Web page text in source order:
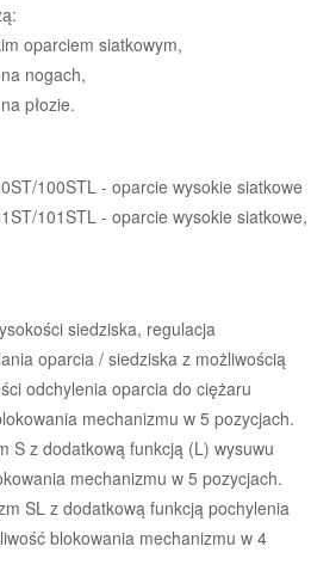
oparciem siatkowym,
nogach,
płozie.
100STL - oparcie wysokie siatkowe
101STL - oparcie wysokie siatkowe,
siedziska, regulacja
oparcia / siedziska z możliwością
odchylenia oparcia do ciężaru
mechanizmu w 5 pozycjach.
S z dodatkową funkcją (L) wysuwu
mechanizmu w 5 pozycjach.
SL z dodatkową funkcją pochylenia
blokowania mechanizmu w 4